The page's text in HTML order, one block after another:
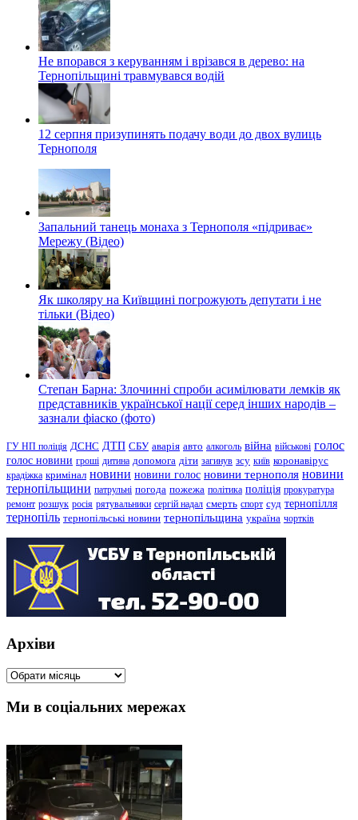
Не впорався з керуванням і врізався в дерево: на
Тернопільщині травмувався водій
12 серпня призупинять подачу води до двох вулиць
Тернополя
Запальний танець монаха з Тернополя «підриває»
Мережу (Відео)
Як школяру на Київщині погрожують депутати і не
тільки (Відео)
Степан Барна: Злочинні спроби асимілювати лемків як
представників української нації серед інших народів –
зазнали фіаско (фото)
ГУ НП поліція ДСНС ДТП СБУ аварія авто алкоголь війна військові голос
голос новини гроші дитина допомога діти загинув зсу київ коронавірус
крадіжка кримінал новини новини голос новини тернополя новини
тернопільщини патрульні погода пожежа політика поліція прокуратура
ремонт розшук росія рятувальники сергій надал смерть спорт суд тернопілля
тернопіль тернопільські новини тернопільщина україна чортків
Архіви
Архіви
Ми в соціальних мережах